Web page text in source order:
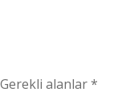
Gerekli alanlar*